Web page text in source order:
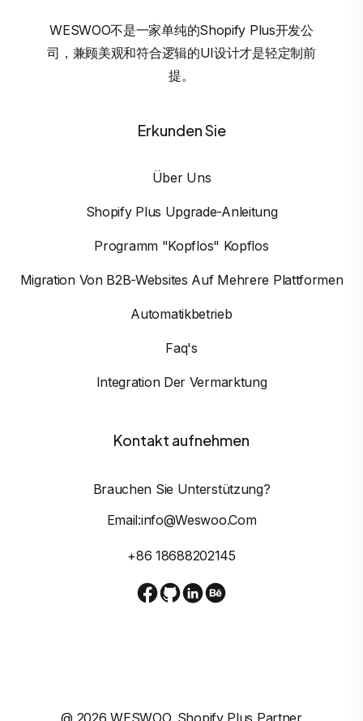
WESWOO不是一家单纯的Shopify Plus开发公
司，兼顾美观和符合逻辑的UI设计才是轻定制前
提。
Erkunden Sie
Über Uns
Shopify Plus Upgrade-Anleitung
Programm "Kopflos" Kopflos
Migration Von B2B-Websites Auf Mehrere Plattformen
Automatikbetrieb
Faq's
Integration Der Vermarktung
Kontakt aufnehmen
Brauchen Sie Unterstützung?
Email:info@weswoo.com
+86 18688202145
@ 2026 WESWOO. Shopify Plus Partner